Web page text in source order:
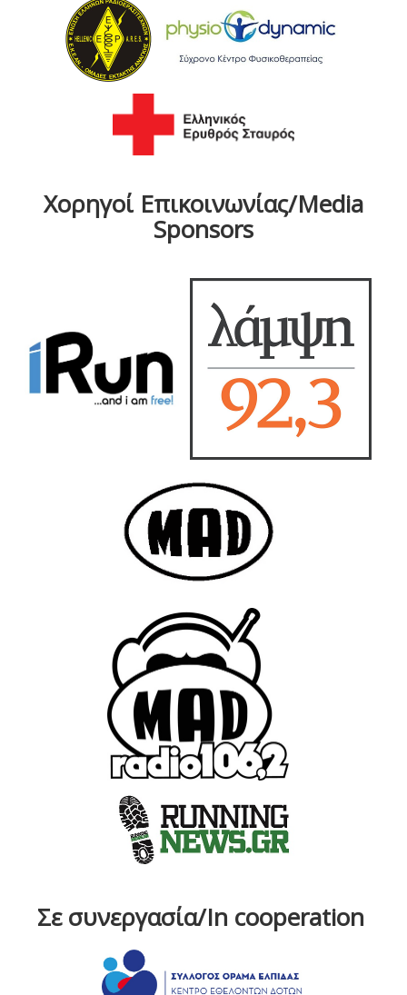
Χορηγοί Επικοινωνίας/Media
Sponsors
Σε συνεργασία/In cooperation